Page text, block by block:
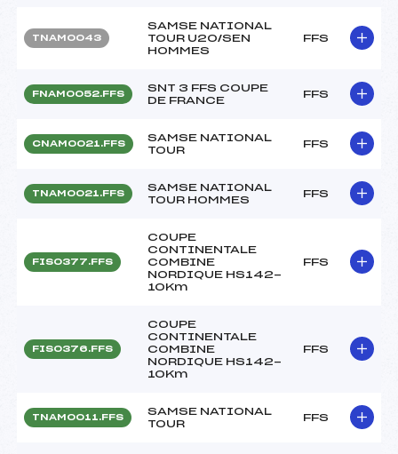
TNAM0043
SAMSE NATIONAL
TOUR U20/SEN
HOMMES
FFS
FNAM0052.FFS
SNT 3 FFS COUPE
DE FRANCE
FFS
CNAM0021.FFS
SAMSE NATIONAL
TOUR
FFS
TNAM0021.FFS
SAMSE NATIONAL
TOUR HOMMES
FFS
FIS0377.FFS
COUPE
CONTINENTALE
COMBINE
NORDIQUE HS142-
10Km
FFS
FIS0376.FFS
COUPE
CONTINENTALE
COMBINE
NORDIQUE HS142-
10Km
FFS
TNAM0011.FFS
SAMSE NATIONAL
TOUR
FFS